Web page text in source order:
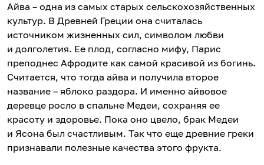
Айва – одна из самых старых сельскохозяйственных
культур. В Древней Греции она считалась
источником жизненных сил, символом любви
и долголетия. Ее плод, согласно мифу, Парис
преподнес Афродите как самой красивой из богинь.
Считается, что тогда айва и получила второе
название – яблоко раздора. И именно айвовое
деревце росло в спальне Медеи, сохраняя ее
красоту и здоровье. Пока оно цвело, брак Медеи
и Ясона был счастливым. Так что еще древние греки
признавали полезные качества этого фрукта.